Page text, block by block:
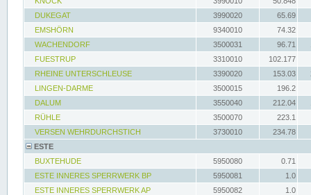
DUKEGAT
3990020
65.69
EMSHÖRN
9340010
74.32
WACHENDORF
3500031 96.71
FUESTRUP
3310010
102.177
RHEINE UNTERSCHLEUSE
3390020 153.03
LINGEN-DARME
3500015
196.2
DALUM
3550040 212.04
RÜHLE
3500070
223.1
VERSEN WEHRDURCHSTICH
3730010
234.78
ESTE
BUXTEHUDE
5950080
0.71
ESTE INNERES SPERRWERK BP
5950081
1.0
ESTE INNERES SPERRWERK AP
5950082
1.0